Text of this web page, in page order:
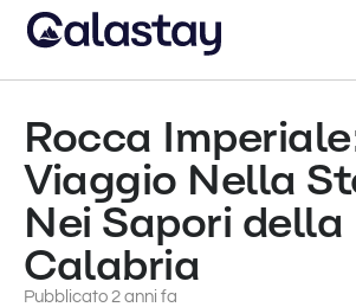
Rocca
Viaggio Nella
Nei Sapori della
Calabria
Pubblicato 2 anni fa